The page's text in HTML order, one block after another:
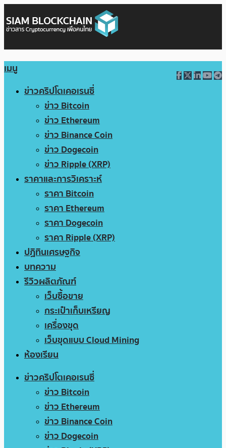
เมนู
ข่าวคริปโตเคอเรนซี่
ข่าว Bitcoin
ข่าว Ethereum
ข่าว Binance Coin
ข่าว Dogecoin
ข่าว Ripple (XRP)
ราคาและการวิเคราะห์
ราคา Bitcoin
ราคา Ethereum
ราคา Dogecoin
ราคา Ripple (XRP)
ปฏิทินเศรษฐกิจ
บทความ
รีวิวผลิตภัณฑ์
เว็บซื้อขาย
กระเป๋าเก็บเหรียญ
เครื่องขุด
เว็บขุดแบบ Cloud Mining
ห้องเรียน
ข่าวคริปโตเคอเรนซี่
ข่าว Bitcoin
ข่าว Ethereum
ข่าว Binance Coin
ข่าว Dogecoin